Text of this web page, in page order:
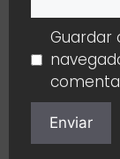
Guardar